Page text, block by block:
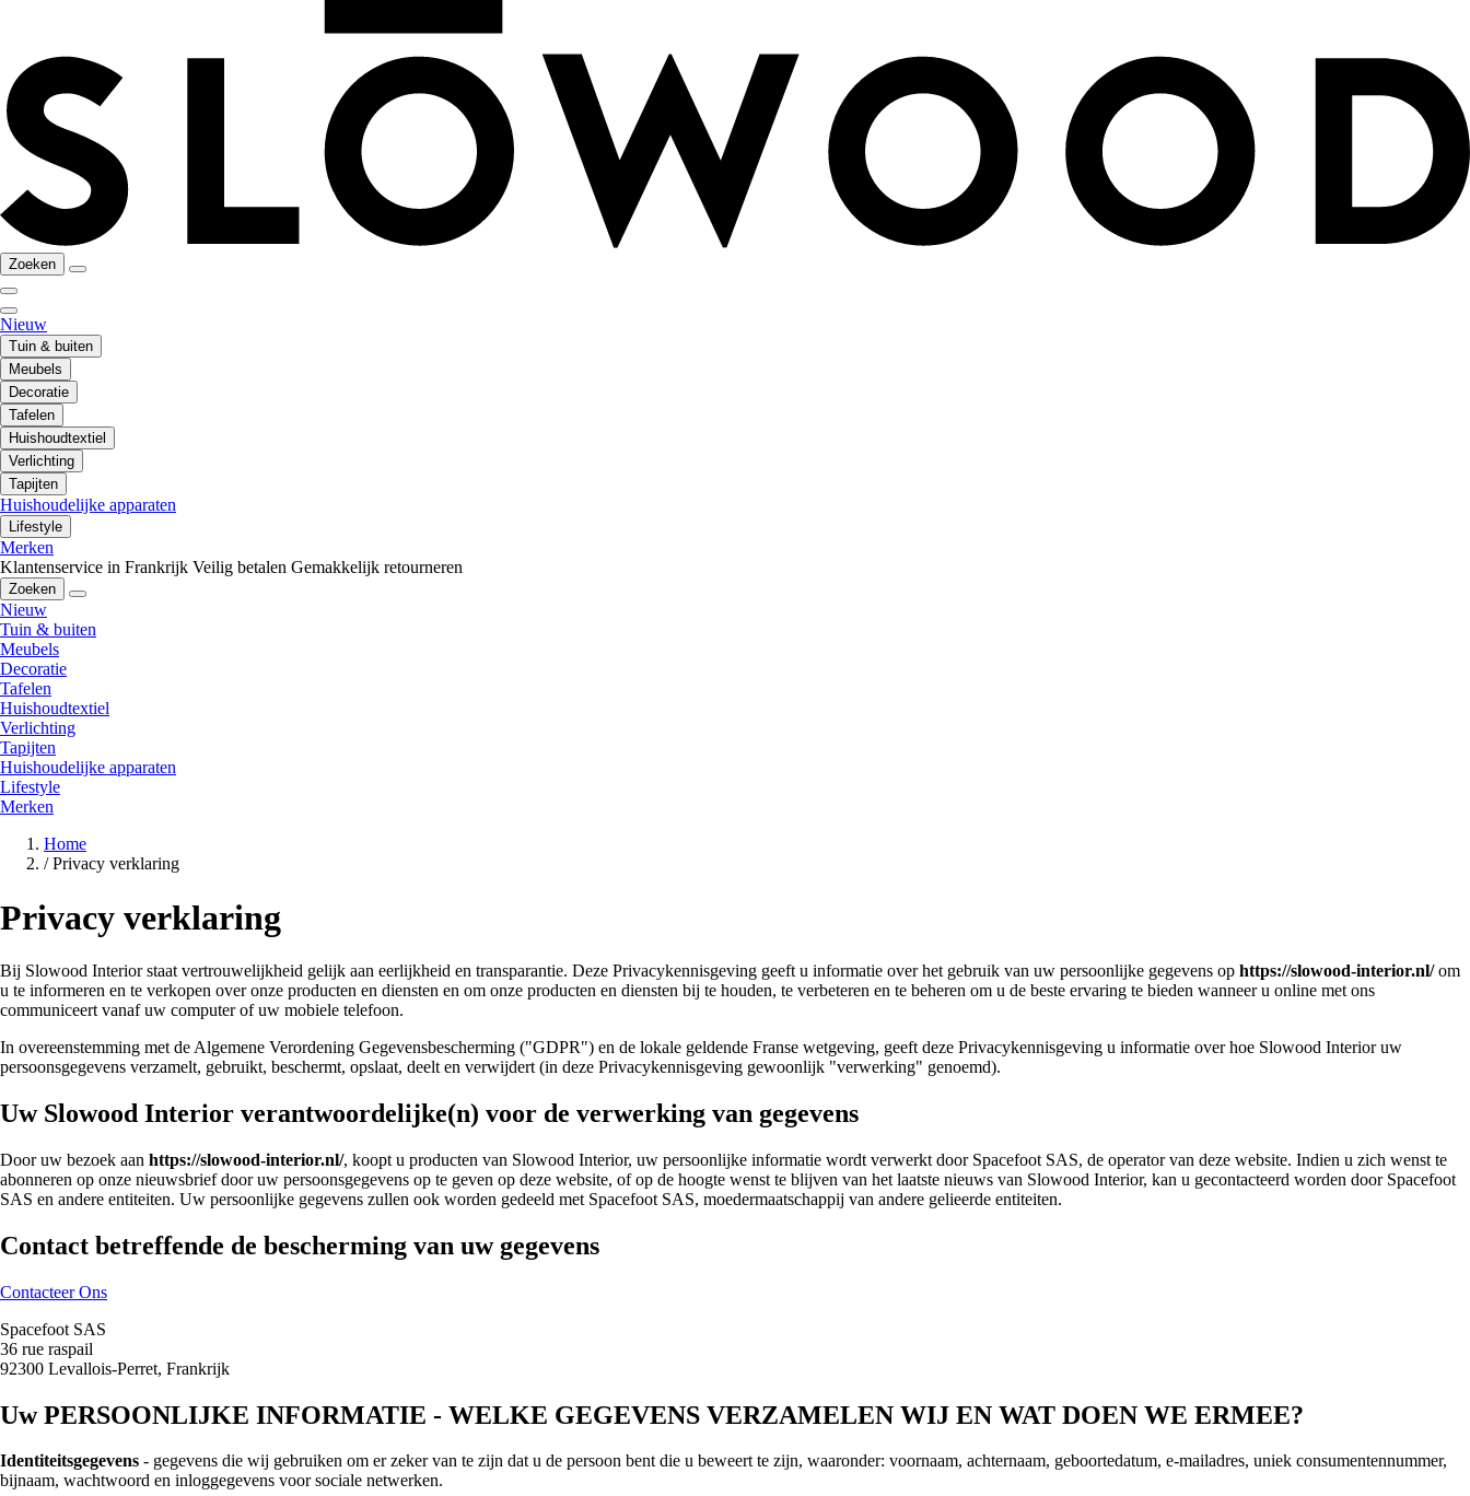
Zoeken
Nieuw
Tuin & buiten
Meubels
Decoratie
Tafelen
Huishoudtextiel
Verlichting
Tapijten
Huishoudelijke apparaten
Lifestyle
Merken
Klantenservice in Frankrijk Veilig betalen Gemakkelijk retourneren
Zoeken
Nieuw
Tuin & buiten
Meubels
Decoratie
Tafelen
Huishoudtextiel
Verlichting
Tapijten
Huishoudelijke apparaten
Lifestyle
Merken
Home
/ Privacy verklaring
Privacy verklaring
Bij Slowood Interior staat vertrouwelijkheid gelijk aan eerlijkheid en transparantie. Deze Privacykennisgeving geeft u informatie over het gebruik van uw persoonlijke gegevens op https://slowood-interior.nl/om
u te informeren en te verkopen over onze producten en diensten en om onze producten en diensten bij te houden, te verbeteren en te beheren om u de beste ervaring te bieden wanneer u online met ons
communiceert vanaf uw computer of uw mobiele telefoon.
In overeenstemming met de Algemene Verordening Gegevensbescherming ("GDPR") en de lokale geldende Franse wetgeving, geeft deze Privacykennisgeving u informatie over hoe Slowood Interior uw
persoonsgegevens verzamelt, gebruikt, beschermt, opslaat, deelt en verwijdert (in deze Privacykennisgeving gewoonlijk "verwerking" genoemd).
Uw Slowood Interior verantwoordelijke(n) voor de verwerking van gegevens
Door uw bezoek aan https://slowood-interior.nl/, koopt u producten van Slowood Interior, uw persoonlijke informatie wordt verwerkt door Spacefoot SAS, de operator van deze website. Indien u zich wenst te
abonneren op onze nieuwsbrief door uw persoonsgegevens op te geven op deze website, of op de hoogte wenst te blijven van het laatste nieuws van Slowood Interior, kan u gecontacteerd worden door Spacefoot
SAS en andere entiteiten. Uw persoonlijke gegevens zullen ook worden gedeeld met Spacefoot SAS, moedermaatschappij van andere gelieerde entiteiten.
Contact betreffende de bescherming van uw gegevens
Contacteer Ons
Spacefoot SAS
36 rue raspail
92300 Levallois-Perret, Frankrijk
Uw PERSOONLIJKE INFORMATIE - WELKE GEGEVENS VERZAMELEN WIJ EN WAT DOEN WE ERMEE?
Identiteitsgegevens - gegevens die wij gebruiken om er zeker van te zijn dat u de persoon bent die u beweert te zijn, waaronder: voornaam, achternaam, geboortedatum, e-mailadres, uniek consumentennummer,
bijnaam, wachtwoord en inloggegevens voor sociale netwerken.